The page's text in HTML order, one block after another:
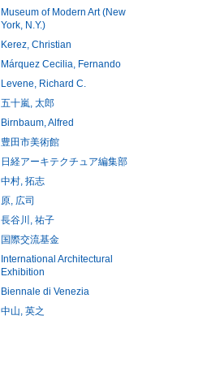
Museum of Modern Art (New
York, N.Y.)
Kerez, Christian
Márquez Cecilia, Fernando
Levene, Richard C.
五十嵐, 太郎
Birnbaum, Alfred
豊田市美術館
日経アーキテクチュア編集部
中村, 拓志
原, 広司
長谷川, 祐子
国際交流基金
International Architectural
Exhibition
Biennale di Venezia
中山, 英之